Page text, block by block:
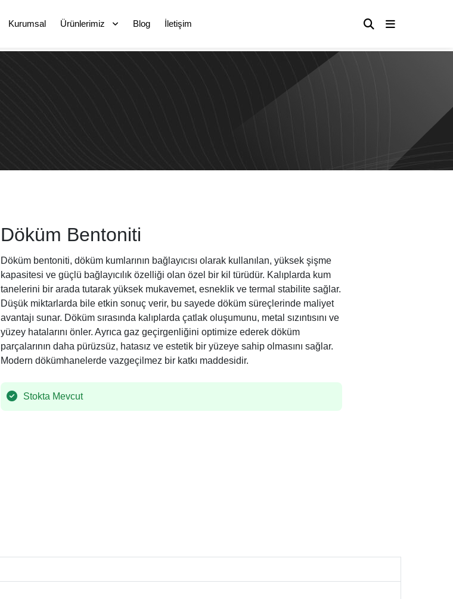
Kurumsal Ürünlerimiz Blog İletişim
Döküm Bentoniti
Döküm bentoniti, döküm kumlarının bağlayıcısı olarak kullanılan, yüksek şişme
kapasitesi ve güçlü bağlayıcılık özelliği olan özel bir kil türüdür. Kalıplarda kum
tanelerini bir arada tutarak yüksek mukavemet, esneklik ve termal stabilite sağlar.
Düşük miktarlarda bile etkin sonuç verir, bu sayede döküm süreçlerinde maliyet
avantajı sunar. Döküm sırasında kalıplarda çatlak oluşumunu, metal sızıntısını ve
yüzey hatalarını önler. Ayrıca gaz geçirgenliğini optimize ederek döküm
parçalarının daha pürüzsüz, hatasız ve estetik bir yüzeye sahip olmasını sağlar.
Modern dökümhanelerde vazgeçilmez bir katkı maddesidir.
Stokta Mevcut